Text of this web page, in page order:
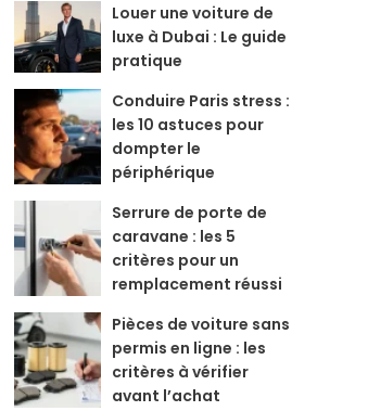
Louer une voiture de
luxe à Dubai : Le guide
pratique
Conduire Paris stress :
les 10 astuces pour
dompter le
périphérique
Serrure de porte de
caravane : les 5
critères pour un
remplacement réussi
Pièces de voiture sans
permis en ligne : les
critères à vérifier
avant l’achat